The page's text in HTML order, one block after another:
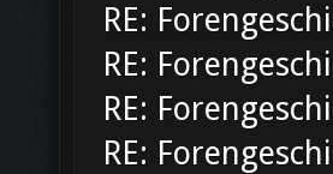
RE:
RE:
RE:
RE: